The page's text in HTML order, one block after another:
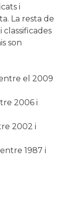
i
La resta de
classificades
son
entre el 2009
2006 i
2002 i
1987 i